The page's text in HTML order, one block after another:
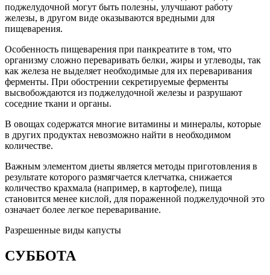
поджелудочной могут быть полезны, улучшают работу
железы, в другом виде оказываются вредными для
пищеварения.
Особенность пищеварения при панкреатите в том, что
организму сложно переваривать белки, жиры и углеводы, так
как железа не выделяет необходимые для их переваривания
ферменты. При обострении секретируемые ферменты
высвобождаются из поджелудочной железы и разрушают
соседние ткани и органы.
В овощах содержатся многие витамины и минералы, которые
в других продуктах невозможно найти в необходимом
количестве.
Важным элементом диеты является методы приготовления в
результате которого размягчается клетчатка, снижается
количество крахмала (например, в картофеле), пища
становится менее кислой, для пораженной поджелудочной это
означает более легкое переваривание.
Разрешенные виды капусты
СУББОТА